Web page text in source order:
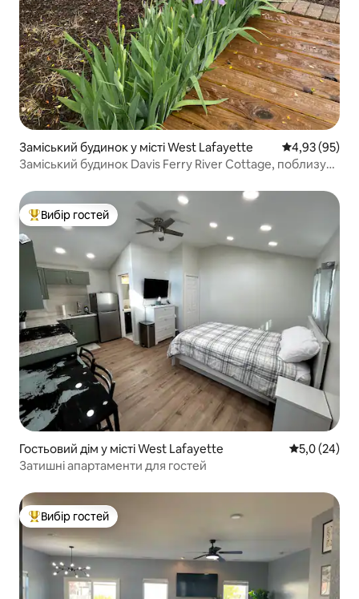
Заміський будинок у місті West Lafayette Середня
4,93 (95)
Заміський будинок Davis Ferry River Cottage, поблизу
Топ вибір гостей
Вибір гостей
Гостьовий дім у місті West Lafayette Середня
5,0 (24)
Затишні апартаменти для гостей
Топ вибір гостей
Вибір гостей